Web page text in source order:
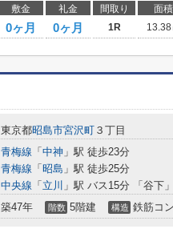
敷金 礼金 間取り 面積
0ヶ月 0ヶ月 1R 13.38
東京都昭島市宮沢町 ３丁目
青梅線 「 中神 」駅 徒歩23分
青梅線 「 昭島 」駅 徒歩25分
中央線 「 立川 」駅 バス15分 「谷下
築47年 階数 5階建 構造 鉄筋コ